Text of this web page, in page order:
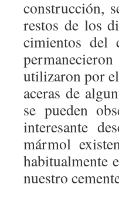
construcción,
restos de los
cimientos del
utilizaron por
aceras de
se pueden
interesante
mármol
habitualmente
nuestro